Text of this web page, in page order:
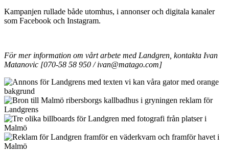
Kampanjen rullade både utomhus, i annonser och digitala kanaler
som Facebook och Instagram.
För mer information om vårt arbete med Landgren, kontakta Ivan
Matanovic [070-58 58 950 / ivan@matago.com]